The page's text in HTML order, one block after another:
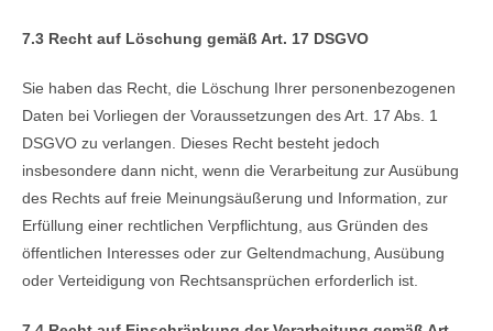
7.3 Recht auf Löschung gemäß Art. 17 DSGVO
Sie haben das Recht, die Löschung Ihrer personenbezogenen
Daten bei Vorliegen der Voraussetzungen des Art. 17 Abs. 1
DSGVO zu verlangen. Dieses Recht besteht jedoch
insbesondere dann nicht, wenn die Verarbeitung zur Ausübung
des Rechts auf freie Meinungsäußerung und Information, zur
Erfüllung einer rechtlichen Verpflichtung, aus Gründen des
öffentlichen Interesses oder zur Geltendmachung, Ausübung
oder Verteidigung von Rechtsansprüchen erforderlich ist.